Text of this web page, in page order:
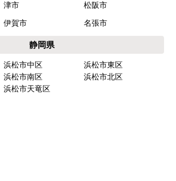
津市
松阪市
伊賀市 名張市
静岡県
浜松市中区
浜松市東区
浜松市南区
浜松市北区
浜松市天竜区